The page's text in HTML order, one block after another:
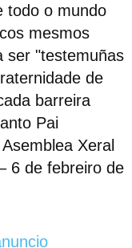
todo o mundo
mesmos
ser "testemuñas
de
barreira
Pai
Xeral
6 de febreiro de